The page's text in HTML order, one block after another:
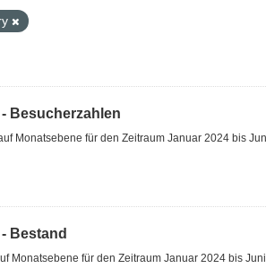
Besucherzahlen
Monatsebene für den Zeitraum Januar 2024 bis
Bestand
Monatsebene für den Zeitraum Januar 2024 bis